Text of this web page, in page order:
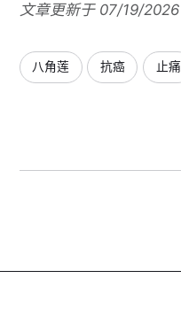
文章更新于 07/19/2026
八角莲 抗癌 止痛